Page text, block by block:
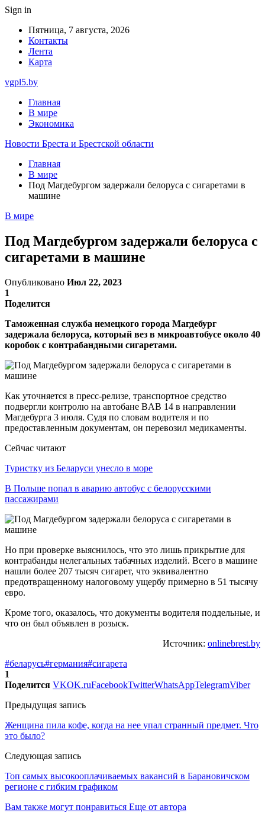
Sign in
Пятница, 7 августа, 2026
Контакты
Лента
Карта
vgpl5.by
Главная
В мире
Экономика
Новости Бреста и Брестской области
Главная
В мире
Под Магдебургом задержали белоруса с сигаретами в
машине
В мире
Под Магдебургом задержали белоруса с
сигаретами в машине
Опубликовано Июл 22, 2023
1
Поделится
Таможенная служба немецкого города Магдебург
задержала белоруса, который вез в микроавтобусе около 40
коробок с контрабандными сигаретами.
Как уточняется в пресс-релизе, транспортное средство
подвергли контролю на автобане BAB 14 в направлении
Магдебурга 3 июля. Судя по словам водителя и по
предоставленным документам, он перевозил медикаменты.
Сейчас читают
Туристку из Беларуси унесло в море
В Польше попал в аварию автобус с белорусскими
пассажирами
Но при проверке выяснилось, что это лишь прикрытие для
контрабанды нелегальных табачных изделий. Всего в машине
нашли более 207 тысяч сигарет, что эквивалентно
предотвращенному налоговому ущербу примерно в 51 тысячу
евро.
Кроме того, оказалось, что документы водителя поддельные, и
что он был объявлен в розыск.
Источник: onlinebrest.by
#беларусь#германия#сигарета
1
Поделится VKOK.ruFacebookTwitterWhatsAppTelegramViber
Предыдущая запись
Женщина пила кофе, когда на нее упал странный предмет. Что
это было?
Следующая запись
Топ самых высокооплачиваемых вакансий в Барановичском
регионе с гибким графиком
Вам также могут понравиться Еще от автора